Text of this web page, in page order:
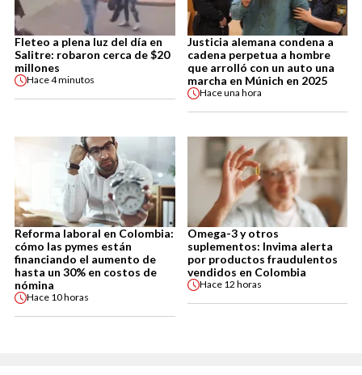
Fleteo a plena luz del día en
Salitre: robaron cerca de $20
millones
Hace4 minutos
Justicia alemana condena a
cadena perpetua a hombre
que arrolló con un auto una
marcha en Múnich en 2025
Haceuna hora
Reforma laboral en Colombia:
cómo las pymes están
financiando el aumento de
hasta un 30% en costos de
nómina
Hace 10 horas
Omega-3 y otros
suplementos: Invima alerta
por productos fraudulentos
vendidos en Colombia
Hace 12 horas